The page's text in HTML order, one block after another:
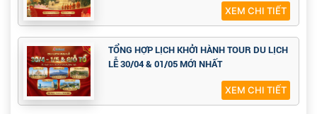
XEM CHI TIẾT
TỔNG HỢP LỊCH KHỞI HÀNH TOUR DU LỊCH
LỄ 30/04 & 01/05 MỚI NHẤT
XEM CHI TIẾT